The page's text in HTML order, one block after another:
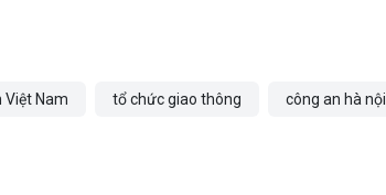
Việt Nam tổ chức giao thông công an hà nội